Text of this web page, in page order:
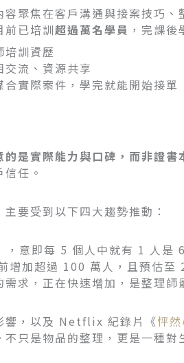
聚焦在客戶溝通與接案技巧
已培訓超過萬名學員 ，完課後
訓資歷
流、資源共享
實際案件，學完就能開始接單
的是實際能力與口碑，而非證書
任。
要受到以下四大趨勢推動：
意即每 5 個人中就有 1 人是
加超過 100 萬人，且預估
求，正在快速增加，是整理師
響，以及 Netflix 紀錄片《怦
只是物品的整理，更是一種對